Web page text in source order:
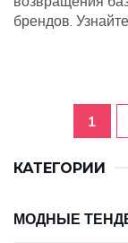
брендов.
1
КАТЕГОРИИ
МОДНЫЕ